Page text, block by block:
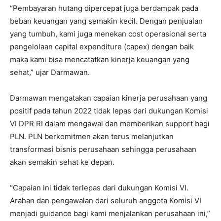
“Pembayaran hutang dipercepat juga berdampak pada
beban keuangan yang semakin kecil. Dengan penjualan
yang tumbuh, kami juga menekan cost operasional serta
pengelolaan capital expenditure (capex) dengan baik
maka kami bisa mencatatkan kinerja keuangan yang
sehat,” ujar Darmawan.
Darmawan mengatakan capaian kinerja perusahaan yang
positif pada tahun 2022 tidak lepas dari dukungan Komisi
VI DPR RI dalam mengawal dan memberikan support bagi
PLN. PLN berkomitmen akan terus melanjutkan
transformasi bisnis perusahaan sehingga perusahaan
akan semakin sehat ke depan.
“Capaian ini tidak terlepas dari dukungan Komisi VI.
Arahan dan pengawalan dari seluruh anggota Komisi VI
menjadi guidance bagi kami menjalankan perusahaan ini,”